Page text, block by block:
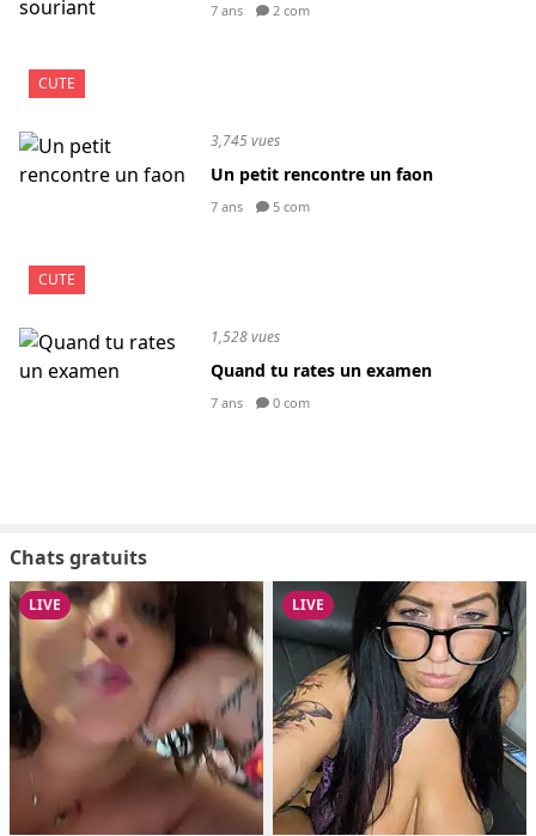
CUTE
7 ans 2 com
CUTE
3,745 vues
Un petit rencontre un faon
7 ans 5 com
1,528 vues
Quand tu rates un examen
7 ans 0 com
Chats gratuits